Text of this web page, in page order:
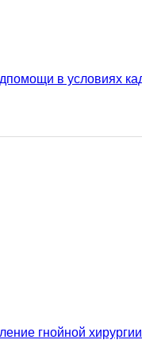
в условиях
гнойной хирургии